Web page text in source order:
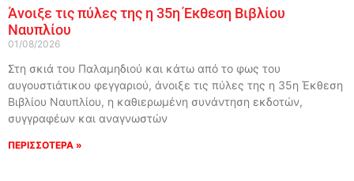
Άνοιξε τις πύλες της η 35η Έκθεση Βιβλίου
Ναυπλίου
01/08/2026
Στη σκιά του Παλαμηδιού και κάτω από το φως του
αυγουστιάτικου φεγγαριού, άνοιξε τις πύλες της η 35η Έκθεση
Βιβλίου Ναυπλίου, η καθιερωμένη συνάντηση εκδοτών,
συγγραφέων και αναγνωστών
ΠΕΡΙΣΣΟΤΕΡΑ »